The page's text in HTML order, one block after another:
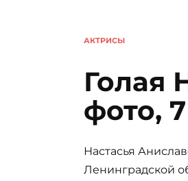
АКТРИСЫ
Голая
фото,
Настасья
Ленинградской